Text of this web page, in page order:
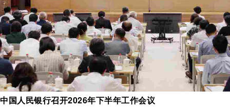
中国人民银行召开2026年下半年工作会议